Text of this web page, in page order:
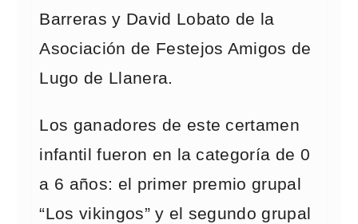
Barreras y David Lobato de la
Asociación de Festejos Amigos de
Lugo de Llanera.
Los ganadores de este certamen
infantil fueron en la categoría de 0
a 6 años: el primer premio grupal
“Los vikingos” y el segundo grupal